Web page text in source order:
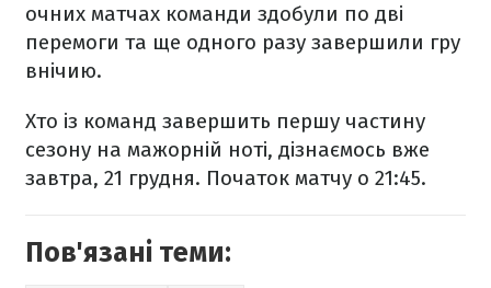
очних матчах команди здобули по дві
перемоги та ще одного разу завершили гру
внічию.
Хто із команд завершить першу частину
сезону на мажорній ноті, дізнаємось вже
завтра, 21 грудня. Початок матчу о 21:45.
Пов'язані теми: